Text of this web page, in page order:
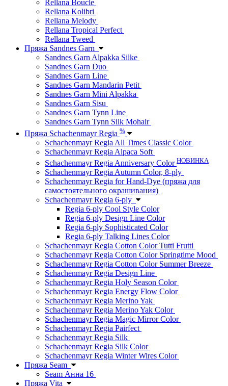
Rellana Boucle
Rellana Kolibri
Rellana Melody
Rellana Tropical Perfect
Rellana Tweed
Пряжа Sandnes Garn
Sandnes Garn Alpakka Silke
Sandnes Garn Duo
Sandnes Garn Line
Sandnes Garn Mandarin Petit
Sandnes Garn Mini Alpakka
Sandnes Garn Sisu
Sandnes Garn Tynn Line
Sandnes Garn Tynn Silk Mohair
Пряжа Schachenmayr Regia %
Schachenmayr Regia All Times Classic Color
Schachenmayr Regia Alpaca Soft
Schachenmayr Regia Anniversary Color НОВИНКА
Schachenmayr Regia Autumn Color, 8-ply
Schachenmayr Regia for Hand-Dye (пряжа для
самостоятельного окрашивания)
Schachenmayr Regia 6-ply
Regia 6-ply Cool Style Color
Regia 6-ply Design Line Color
Regia 6-ply Sophisticated Color
Regia 6-ply Talking Lines Color
Schachenmayr Regia Cotton Color Tutti Frutti
Schachenmayr Regia Cotton Color Springtime Mood
Schachenmayr Regia Cotton Color Summer Breeze
Schachenmayr Regia Design Line
Schachenmayr Regia Holy Season Color
Schachenmayr Regia Energy Flow Color
Schachenmayr Regia Merino Yak
Schachenmayr Regia Merino Yak Color
Schachenmayr Regia Magic Mirror Color
Schachenmayr Regia Pairfect
Schachenmayr Regia Silk
Schachenmayr Regia Silk Color
Schachenmayr Regia Winter Wires Color
Пряжа Seam
Seam Анна 16
Пряжа Vita